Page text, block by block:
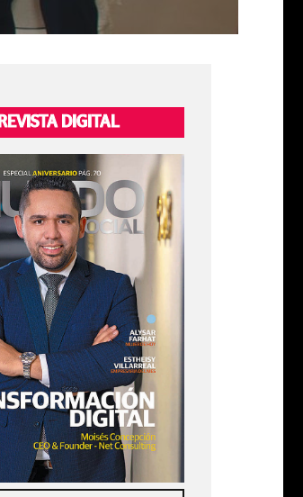
REVISTA DIGITAL